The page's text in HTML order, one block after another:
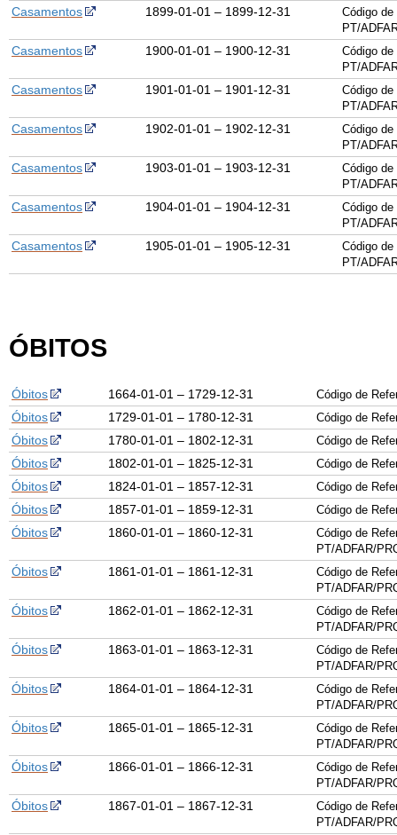
Casamentos 1899-01-01 – 1899-12-31
Código
PT/
Casamentos 1900-01-01 – 1900-12-31
Código
PT/
Casamentos 1901-01-01 – 1901-12-31
Código
PT/
Casamentos 1902-01-01 – 1902-12-31
Código
PT/
Casamentos 1903-01-01 – 1903-12-31
Código
PT/
Casamentos 1904-01-01 – 1904-12-31
Código
PT/
Casamentos 1905-01-01 – 1905-12-31
Código
PT/
ÓBITOS
Óbitos 1664-01-01 – 1729-12-31 Código de
Óbitos 1729-01-01 – 1780-12-31 Código de
Óbitos 1780-01-01 – 1802-12-31 Código de
Óbitos 1802-01-01 – 1825-12-31 Código de
Óbitos 1824-01-01 – 1857-12-31 Código de
Óbitos 1857-01-01 – 1859-12-31 Código de
Óbitos 1860-01-01 – 1860-12-31
Código de
PT/ADFAR/
Óbitos 1861-01-01 – 1861-12-31
Código de
PT/ADFAR/
Óbitos 1862-01-01 – 1862-12-31
Código de
PT/ADFAR/
Óbitos 1863-01-01 – 1863-12-31
Código de
PT/ADFAR/
Óbitos 1864-01-01 – 1864-12-31
Código de
PT/ADFAR/
Óbitos 1865-01-01 – 1865-12-31
Código de
PT/ADFAR/
Óbitos 1866-01-01 – 1866-12-31
Código de
PT/ADFAR/
Óbitos 1867-01-01 – 1867-12-31
Código de
PT/ADFAR/